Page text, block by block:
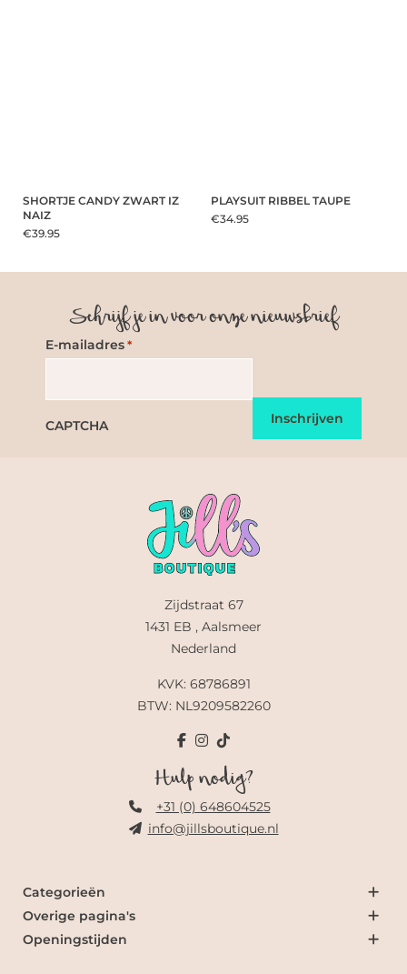
SHORTJE CANDY ZWART IZ
NAIZ
€39.95
PLAYSUIT RIBBEL TAUPE
€34.95
Schrijf je in voor onze nieuwsbrief
E-mailadres *
CAPTCHA
Zijdstraat 67
1431 EB , Aalsmeer
Nederland
KVK: 68786891
BTW: NL9209582260
Hulp nodig?
+31 (0) 648604525
info@jillsboutique.nl
Categorieën
Overige pagina's
Openingstijden